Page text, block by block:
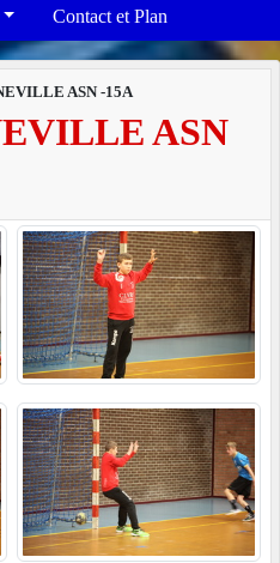
Contact et Plan
ASN -15A
ASN